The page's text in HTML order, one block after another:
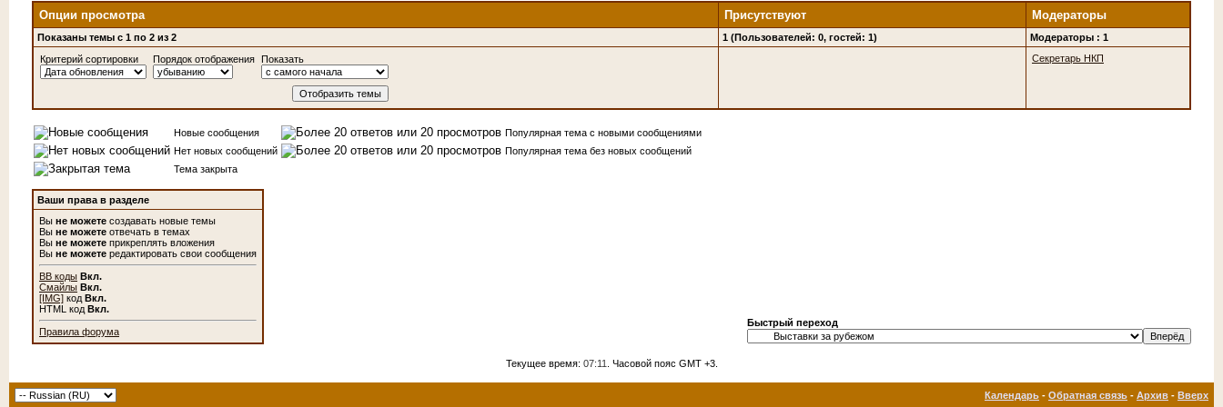
Опции просмотра Присутствуют Модераторы
Показаны темы с 1 по 2 из 2 1 (Пользователей: 0, гостей: 1)
Модераторы : 1
Критерий сортировки
Порядок отображения Показать Секретарь НКП
Новые сообщения
Популярная тема с новыми сообщениями
Нет новых сообщений
Популярная тема без новых сообщений
Тема закрыта
Ваши права в разделе
Вы не можете создавать новые темы
Вы не можете отвечать в темах
Вы не можете прикреплять вложения
Вы не можете редактировать свои сообщения
BB коды Вкл.
Смайлы Вкл.
[IMG] код Вкл.
HTML код Вкл.
Правила форума
Быстрый переход
Текущее время: 07:11 . Часовой пояс GMT +3.
Календарь - Обратная связь - Архив - Вверх